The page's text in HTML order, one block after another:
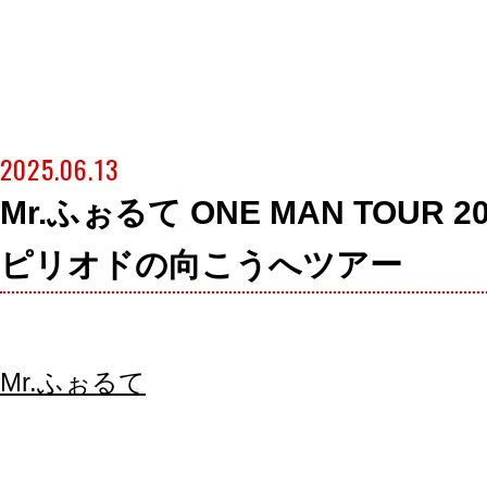
2025.06.13
Mr.ふぉるて ONE MAN TOUR
ピリオドの向こうへツアー
Mr.ふぉるて